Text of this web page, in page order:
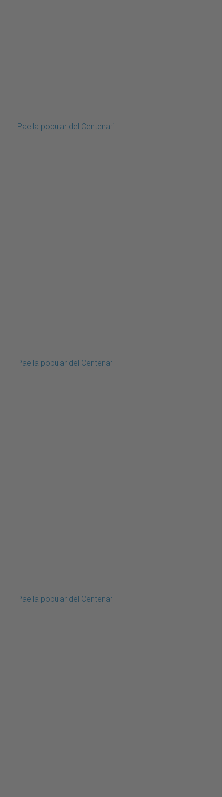
Paella popular del Centenari
Paella popular del Centenari
Paella popular del Centenari